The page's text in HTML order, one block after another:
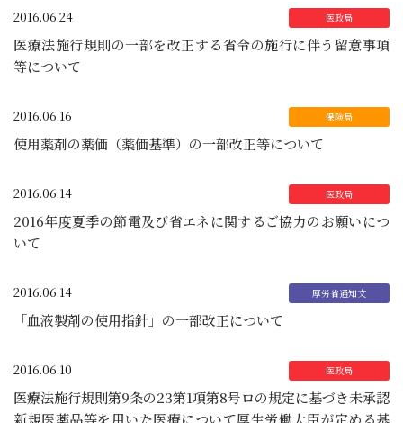
2016.06.24
医療法施行規則の一部を改正する省令の施行に伴う留意事項
等について
2016.06.16
使用薬剤の薬価（薬価基準）の一部改正等について
2016.06.14
2016年度夏季の節電及び省エネに関するご協力のお願いにつ
いて
2016.06.14
「血液製剤の使用指針」の一部改正について
2016.06.10
医療法施行規則第9条の23第1項第8号ロの規定に基づき未承認
新規医薬品等を用いた医療について厚生労働大臣が定める基